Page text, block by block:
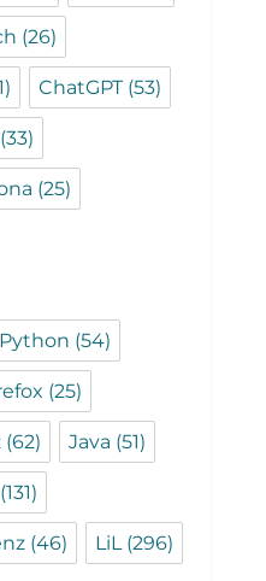
(26)
ChatGPT(53)
(33)
(25)
(54)
(25)
(62) Java (51)
(131)
(46) LiL(296)